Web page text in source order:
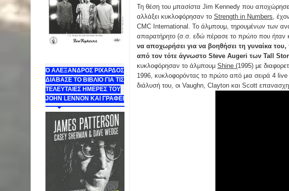
Ο ΑΛΕΞΑΝΔΡΟΣ ΡΙΧΑΡΔΟΣ
ΔΙΑΒΑΣΕ ΤΟ ΒΙΒΛΙΟ ΓΙΑ ΤΙΣ
ΤΕΛΕΥΤΑΙΕΣ ΗΜΕΡΕΣ ΤΟΥ
JOHN LENNON ΚΑΙ ΓΡΑΦΕΙ
Τη θέση του μπασίστα Jim Kennedy που
αλλάξει κυκλοφόρησαν το Strength in Numbers,
CMC International. Το άλμπουμ, τηρουμένων των
απαρατήρητο (σ.σ. εδώ πέρασε το πρώτο που ήταν
να αποχωρήσει για να βοηθήσει τη γυναίκα
από τον τότε άγνωστο Steve Augeri των Tall
κυκλοφόρησαν το άλμπουμ Shine (1995) με
1996, κυκλοφορόντας το πρώτο από μια σειρά 4
διάλυσή του, οι Vaughn, Clayton και Scott